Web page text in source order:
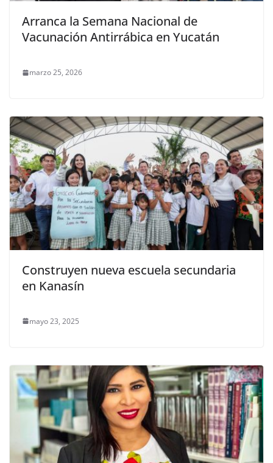
Arranca la Semana Nacional de
Vacunación Antirrábica en Yucatán
marzo 25, 2026
Construyen nueva escuela secundaria
en Kanasín
mayo 23, 2025